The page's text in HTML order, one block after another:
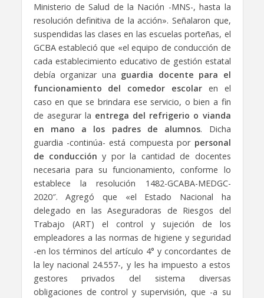
Ministerio de Salud de la Nación -MNS-, hasta la
resolución definitiva de la acción». Señalaron que,
suspendidas las clases en las escuelas porteñas, el
GCBA estableció que «el equipo de conducción de
cada establecimiento educativo de gestión estatal
debía organizar una guardia docente para el
funcionamiento del comedor escolaren el
caso en que se brindara ese servicio, o bien a fin
de asegurar la entrega del refrigerio o vianda
en mano a los padres de alumnos. Dicha
guardia -continúa- está compuesta por personal
de conducción y por la cantidad de docentes
necesaria para su funcionamiento, conforme lo
establece la resolución 1482-GCABA-MEDGC-
2020″. Agregó que «el Estado Nacional ha
delegado en las Aseguradoras de Riesgos del
Trabajo (ART) el control y sujeción de los
empleadores a las normas de higiene y seguridad
-en los términos del artículo 4° y concordantes de
la ley nacional 24.557-, y les ha impuesto a estos
gestores privados del sistema diversas
obligaciones de control y supervisión, que -a su